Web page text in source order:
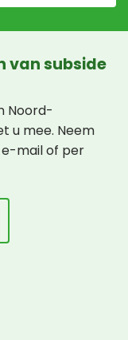
van subside
Noord-
u mee. Neem
mail of per